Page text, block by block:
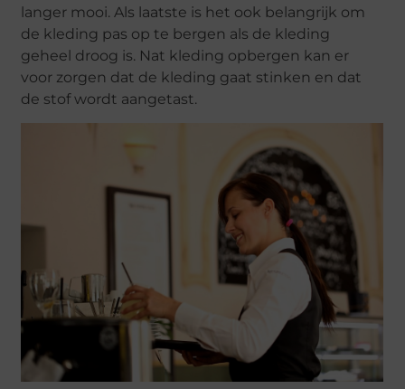
langer mooi. Als laatste is het ook belangrijk om
de kleding pas op te bergen als de kleding
geheel droog is. Nat kleding opbergen kan er
voor zorgen dat de kleding gaat stinken en dat
de stof wordt aangetast.